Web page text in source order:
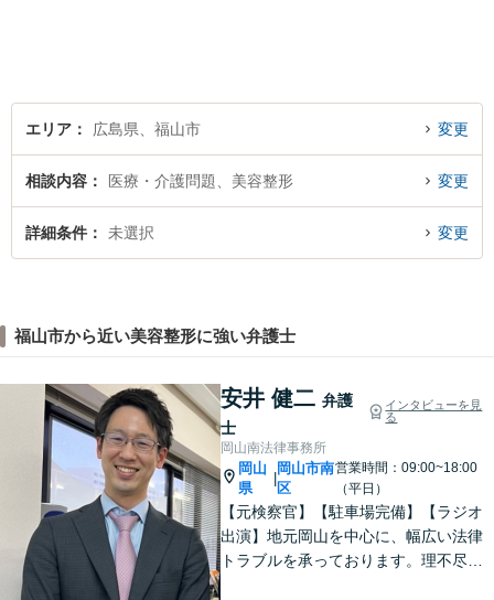
エリア 広島県、福山市 変更
相談内容 医療・介護問題、美容整形 変更
詳細条件 未選択 変更
福山市から近い美容整形に強い弁護士
安井 健二 弁護
士
インタビューを見
る
岡山南法律事務所
岡山
県
岡山市南
区
営業時間：09:00~18:00
（平日）
【元検察官】【駐車場完備】【ラジオ
出演】地元岡山を中心に、幅広い法律
トラブルを承っております。理不尽な